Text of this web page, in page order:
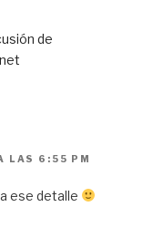
de
LAS 6:55 PM
ese detalle